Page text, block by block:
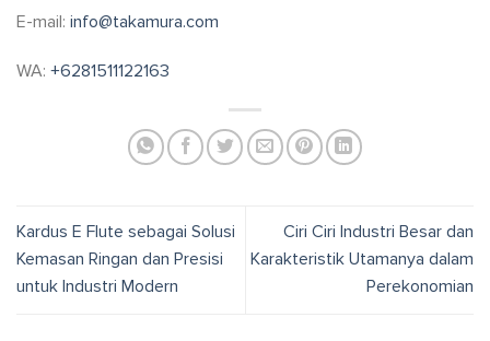
E-mail: info@takamura.com
WA: +6281511122163
Kardus E Flute sebagai Solusi
Kemasan Ringan dan Presisi
untuk Industri Modern
Ciri Ciri Industri Besar dan
Karakteristik Utamanya dalam
Perekonomian